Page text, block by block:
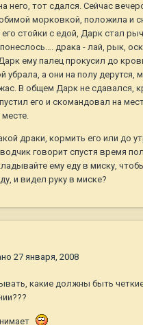
него, тот сдался. Сейчас
морковкой, положила и
стойки с едой, Дарк стал
драка - лай, рык,
ему палец прокусил до
убрала, а они на полу дерутся,
В общем Дарк не сдавался,
его и скомандовал на
драки, кормить его или до
говорит спустя время
ему еду в миску,
и видел руку в миске?
27 января, 2008
какие должны быть